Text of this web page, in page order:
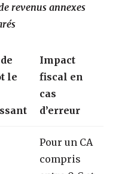
revenus annexes
le
Impact
fiscal en
cas
d’erreur
Pour un CA
compris